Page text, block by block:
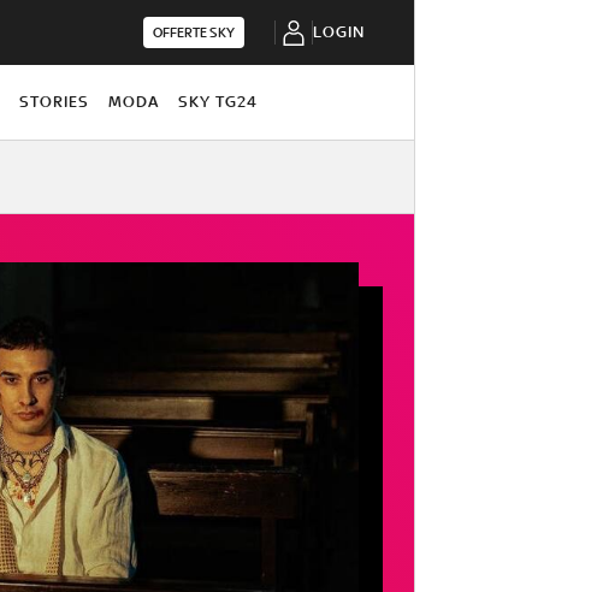
OFFERTE SKY LOGIN
STORIES MODA SKY TG24